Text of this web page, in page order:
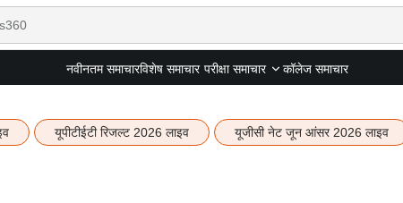
नवीनतम समाचारविशेष समाचार परीक्षा समाचार कॉलेज समाचार
यूपीटीईटी रिजल्ट 2026 लाइव यूजीसी नेट जून आंसर 2026 लाइव